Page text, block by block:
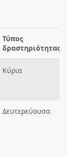
Τύπος
δραστηριότητας
Κύρια
Δευτερεύουσα